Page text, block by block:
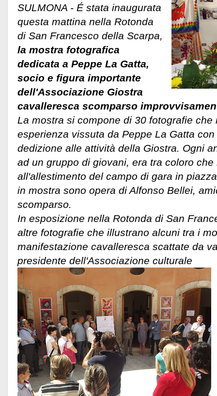
SULMONA - É stata inaugurata
questa mattina nella Rotonda
di San Francesco della Scarpa,
la mostra fotografica
dedicata a Peppe La Gatta,
socio e figura importante
dell'Associazione Giostra
cavalleresca scomparso
La mostra si compone di 30 fotografie che
esperienza vissuta da Peppe La Gatta
dedizione alle attività della Giostra. Ogni
ad un gruppo di giovani, era tra coloro che
all'allestimento del campo di gara in
in mostra sono opera di Alfonso Bellei,
scomparso.
In esposizione nella Rotonda di San
altre fotografie che illustrano alcuni tra i
manifestazione cavalleresca scattate da
presidente dell'Associazione culturale